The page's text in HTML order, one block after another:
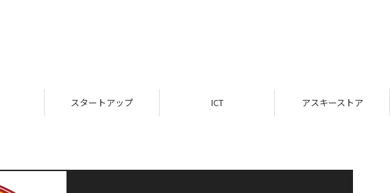
スタートアップ ICT アスキーストア